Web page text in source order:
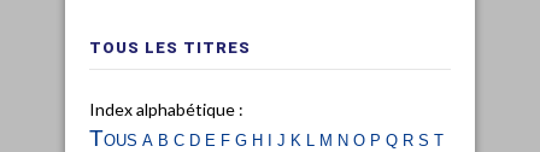
TOUS LES TITRES
Index alphabétique :
Tous a b c d e fg h i j k l m no p q rs t